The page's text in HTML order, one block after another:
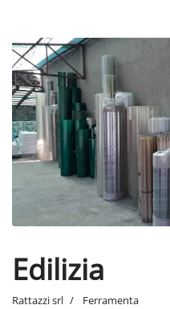
Edilizia
Rattazzi srl Ferramenta